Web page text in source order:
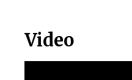
Video